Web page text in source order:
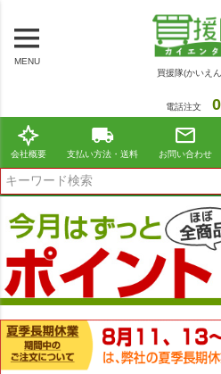
MENU
買援隊(かいえ
電話注文
会社概要 支払い方法・送料 お問い合わせ